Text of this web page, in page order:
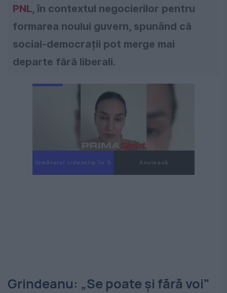
PNL, în contextul negocierilor pentru
formarea noului guvern, spunând că
social-democrații pot merge mai
departe fără liberali.
Următorul videoclip în 4 Anulează
Grindeanu: „Se poate și fără voi"